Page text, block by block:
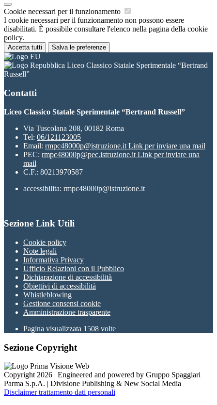
Cookie necessari per il funzionamento
I cookie necessari per il funzionamento non possono essere
disabilitati. È possibile consultare l'elenco nella pagina della cookie
policy.
Accetta tutti Salva le preferenze
Liceo Classico Statale Sperimentale “Bertrand
Russell”
Contatti
Liceo Classico Statale Sperimentale “Bertrand Russell”
Via Tuscolana 208, 00182 Roma
Tel: 06/121123005
Email: rmpc48000p@istruzione.it Link per inviare una mail
PEC: rmpc48000p@pec.istruzione.it Link per inviare una
mail
C.F.: 80213970587
accessibilita: rmpc48000p@istruzione.it
Sezione Link Utili
Cookie policy
Note legali
Informativa Privacy
Ufficio Relazioni con il Pubblico
Dichiarazione di accessibilità
Obiettivi di accessibilità
Whistleblowing
Gestione consensi cookie
Amministrazione trasparente
Pagina visualizzata 1508 volte
Sezione Copyright
Copyright 2026 | Engineered and powered by Gruppo Spaggiari
Parma S.p.A. | Divisione Publishing & New Social Media
Disclaimer trattamento dati personali